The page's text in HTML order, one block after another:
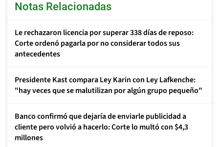
Notas Relacionadas
Le rechazaron licencia por superar 338 días de reposo:
Corte ordenó pagarla por no considerar todos sus
antecedentes
Presidente Kast compara Ley Karin con Ley Lafkenche:
"hay veces que se malutilizan por algún grupo pequeño"
Banco confirmó que dejaría de enviarle publicidad a
cliente pero volvió a hacerlo: Corte lo multó con $4,3
millones